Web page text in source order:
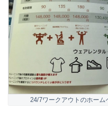
24/7ワークアウトのホー